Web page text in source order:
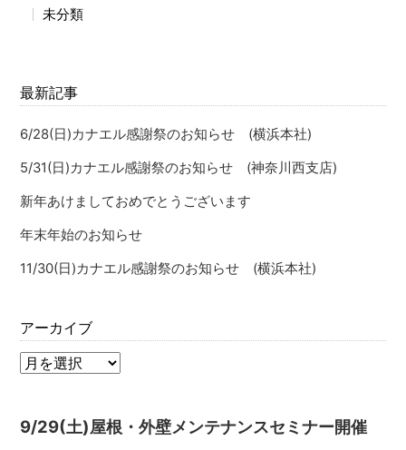
未分類
最新記事
6/28(日)カナエル感謝祭のお知らせ (横浜本社)
5/31(日)カナエル感謝祭のお知らせ (神奈川西支店)
新年あけましておめでとうございます
年末年始のお知らせ
11/30(日)カナエル感謝祭のお知らせ (横浜本社)
アーカイブ
9/29(土)屋根・外壁メンテナンスセミナー開催